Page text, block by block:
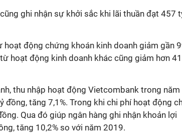
ghi nhận sự khởi sắc khi lãi thuần đạt 457
hoạt động chứng khoán kinh doanh giảm gần
hoạt động kinh doanh khác cũng giảm hơn
thu nhập hoạt động Vietcombank trong năm
tăng 7,1%. Trong khi chi phí hoạt động
Qua đó giúp ngân hàng ghi nhận khoản lợi
tăng 10,2% so với năm 2019.